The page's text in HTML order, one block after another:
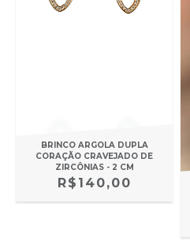
BRINCO ARGOLA DUPLA
CORAÇÃO CRAVEJADO DE
ZIRCÔNIAS - 2 CM
R$140,00